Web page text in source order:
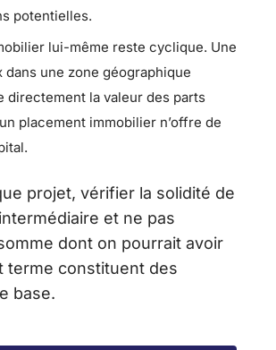
potentielles.
lui-même reste cyclique. Une
dans une zone géographique
directement la valeur des parts
placement immobilier n’offre de
projet, vérifier la solidité de
et ne pas
dont on pourrait avoir
terme constituent des
base.